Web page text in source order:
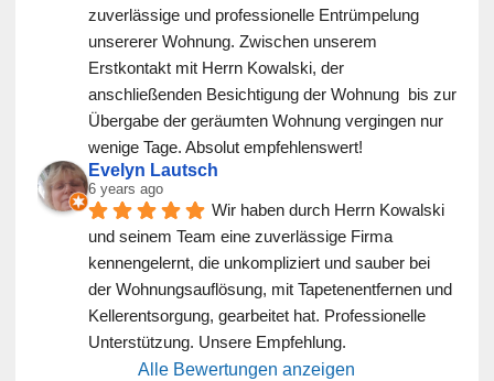
zuverlässige und professionelle Entrümpelung
unsererer Wohnung. Zwischen unserem
Erstkontakt mit Herrn Kowalski, der
anschließenden Besichtigung der Wohnung  bis zur
Übergabe der geräumten Wohnung vergingen nur
wenige Tage. Absolut empfehlenswert!
Evelyn Lautsch
6 years ago
Wir haben durch Herrn Kowalski
und seinem Team eine zuverlässige Firma
kennengelernt, die unkompliziert und sauber bei
der Wohnungsauflösung, mit Tapetenentfernen und
Kellerentsorgung, gearbeitet hat. Professionelle
Unterstützung. Unsere Empfehlung.
Alle Bewertungen anzeigen